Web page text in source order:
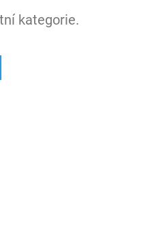
kategorie.